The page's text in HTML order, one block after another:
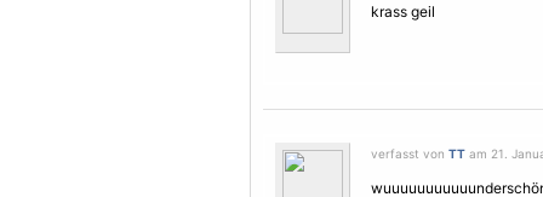
krass geil
verfasst von TT am 21.